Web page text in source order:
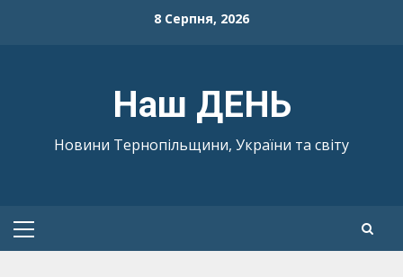
8 Серпня, 2026
Наш ДЕНЬ
Новини Тернопільщини, України та світу
Primary